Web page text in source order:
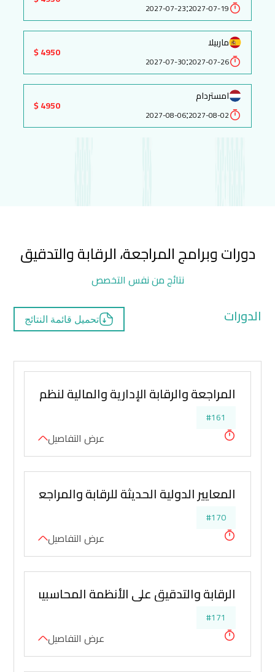
2027-07-19
:
2027-07-23
ماربيلا
2027-07-26
:
2027-07-30
4950 $
امستردام
2027-08-02
:
2027-08-06
4950 $
دورات وبرامج المراجعة، الرقابة والتدقيق
نتائج من نفس التخصص
الدورات تحميل قائمة النتائج
المراجعة والرقابة الإدارية والمالية لنظم
#161
عرض التفاصيل
المعايير الدولية الحديثة للرقابة والمراجعة
#170
عرض التفاصيل
الرقابة والتدقيق على الأنظمة المحاسبية
#171
عرض التفاصيل